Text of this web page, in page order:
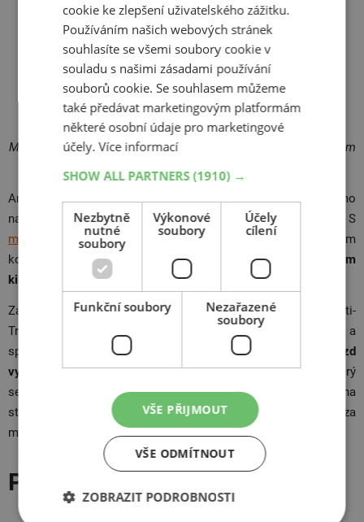
Model Elite 4 od Dunlopu je pneumatika s vysokým kilometrovým
Ani v portfoliu amerického giganta Dunlop nechybí model přímo
navržený pro choppery, cruisery a custom motocykly. S
modelem Dunlop Elite 4
se výrobce pokusil vyrovnat svým
konkurentům a představil pneumatiku, která zaujme
vysokým
kilometrovým výkonem i rovnoměrným opotřebením
Zadní pneumatiky od Dunlopu jsou vybavené technologií Multi-
Tread vyznačující se odolnou směsí ve středu pneumatiky a
speciální směsí v ramenech. Díky tomu jekilometrový nájezd
vysoký
. Tento typ pneumatik má také nový design dezénu, který
se na jednu stranu skvěle hodí ke vzhledu typických cruiserů, na
stranu druhou snižuje hlučnost a zlepšuje vlastnosti při jízdě za
mokra.
Pirelli Night Dragon GT
cookie ke zlepšení uživatelského zážitku.
Používáním našich webových stránek
souhlasíte se všemi soubory cookie v
souladu s našimi zásadami používání
souborů cookie. Se souhlasem můžeme
také předávat marketingovým platformám
některé osobní údaje pro marketingové
účely.Více informací
SHOW ALL PARTNERS(1910) →
Nezbytně
nutné
soubory
Výkonové
soubory
Účely
cílení
Funkční soubory
Nezařazené
soubory
VŠE PŘIJMOUT
VŠE ODMÍTNOUT
ZOBRAZIT PODROBNOSTI